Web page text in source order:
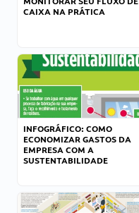
CAIXA NA PRÁTICA
INFOGRÁFICO: COMO
ECONOMIZAR GASTOS DA
EMPRESA COM A
SUSTENTABILIDADE